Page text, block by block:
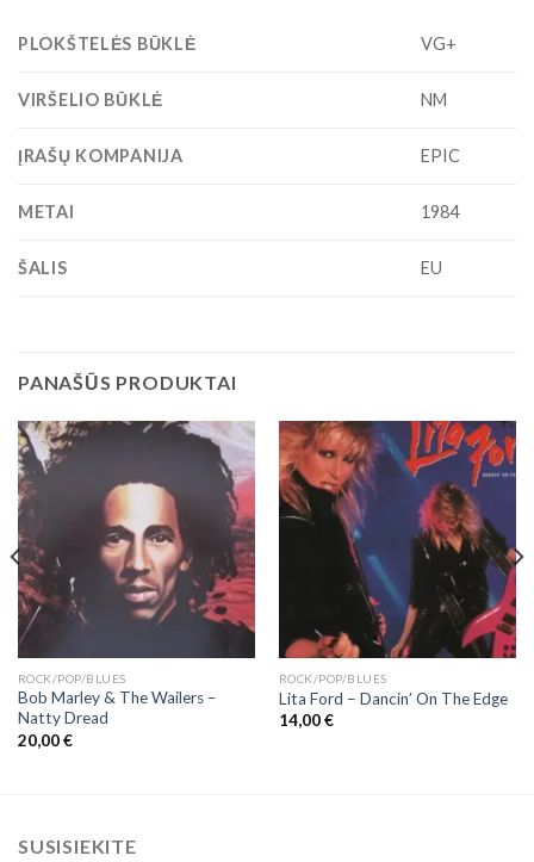
PLOKŠTELĖS BŪKLĖ VG+
VIRŠELIO BŪKLĖ NM
ĮRAŠŲ KOMPANIJA EPIC
METAI 1984
ŠALIS EU
PANAŠŪS PRODUKTAI
ROCK/POP/BLUES
Bob Marley & The Wailers ‎–
Natty Dread
20,00€
ROCK/POP/BLUES
Lita Ford – Dancin’ On The Edge
14,00€
SUSISIEKITE